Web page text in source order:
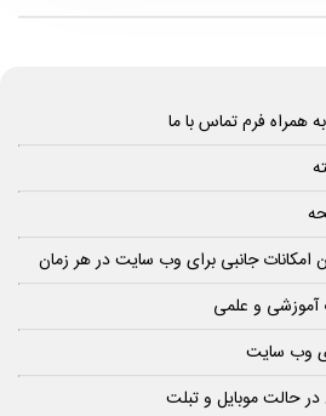
همراه فرم تماس با ما
جانبی برای وب سایت در هر زمان
آموزشی و علمی
وب سایت
حالت موبایل و تبلت